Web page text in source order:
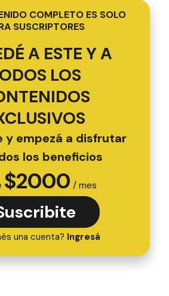
COMPLETO ES SOLO
SUSCRIPTORES
A ESTE Y A
LOS
y empezá a disfrutar
los beneficios
$2000 / mes
una cuenta? Ingresá